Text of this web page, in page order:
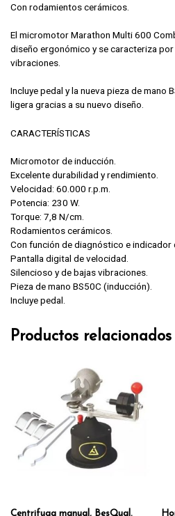
Con rodamientos cerámicos.
El micromotor Marathon Multi 600
diseño ergonómico y se caracteriza
vibraciones.
Incluye pedal y la nueva pieza de mano
ligera gracias a su nuevo diseño.
CARACTERÍSTICAS
Micromotor de inducción.
Excelente durabilidad y rendimiento.
Velocidad: 60.000 r.p.m.
Potencia: 230 W.
Torque: 7,8 N/cm.
Rodamientos cerámicos.
Con función de diagnóstico e indicador
Pantalla digital de velocidad.
Silencioso y de bajas vibraciones.
Pieza de mano BS50C (inducción).
Incluye pedal.
Productos relacionados
Centrifuga manual, BesQual.